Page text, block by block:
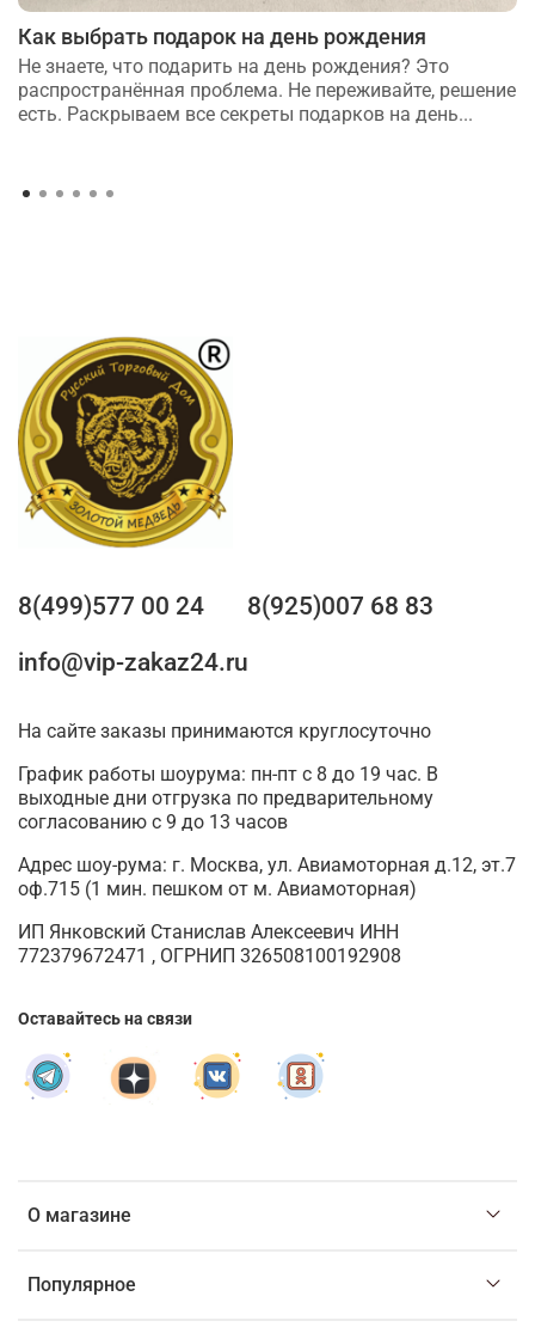
Как выбрать подарок на день рождения
Не знаете, что подарить на день рождения? Это
распространённая проблема. Не переживайте, решение
есть. Раскрываем все секреты подарков на день...
О магазине
Популярное
8(499)577 00 24
8(925)007 68 83
info@vip-zakaz24.ru
На сайте заказы принимаются круглосуточно
График работы шоурума: пн-пт с 8 до 19 час. В
выходные дни отгрузка по предварительному
согласованию с 9 до 13 часов
Адрес шоу-рума: г. Москва, ул. Авиамоторная д.12, эт.7
оф.715 (1 мин. пешком от м. Авиамоторная)
ИП Янковский Станислав Алексеевич ИНН
772379672471 , ОГРНИП 326508100192908
Оставайтесь на связи